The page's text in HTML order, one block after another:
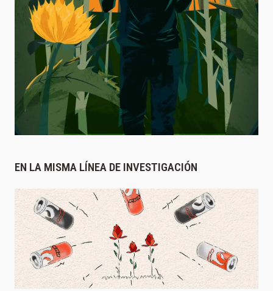
EN LA MISMA LÍNEA DE INVESTIGACIÓN